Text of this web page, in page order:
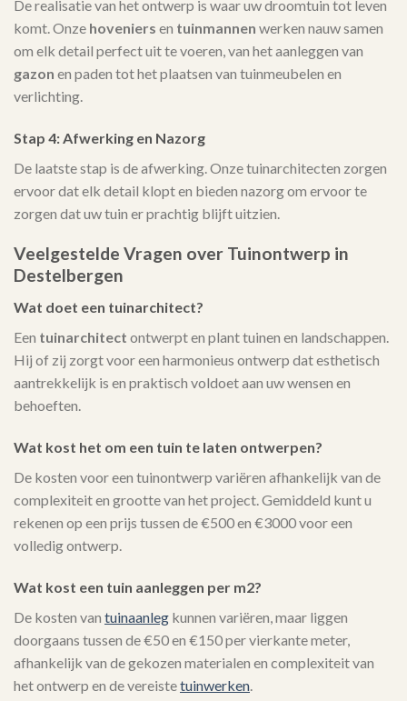
De realisatie van het ontwerp is waar uw droomtuin tot leven
komt. Onze hoveniers en tuinmannen werken nauw samen
om elk detail perfect uit te voeren, van het aanleggen van
gazon en paden tot het plaatsen van tuinmeubelen en
verlichting.
Stap 4: Afwerking en Nazorg
De laatste stap is de afwerking. Onze tuinarchitecten zorgen
ervoor dat elk detail klopt en bieden nazorg om ervoor te
zorgen dat uw tuin er prachtig blijft uitzien.
Veelgestelde Vragen over Tuinontwerp in
Destelbergen
Wat doet een tuinarchitect?
Een tuinarchitect ontwerpt en plant tuinen en landschappen.
Hij of zij zorgt voor een harmonieus ontwerp dat esthetisch
aantrekkelijk is en praktisch voldoet aan uw wensen en
behoeften.
Wat kost het om een tuin te laten ontwerpen?
De kosten voor een tuinontwerp variëren afhankelijk van de
complexiteit en grootte van het project. Gemiddeld kunt u
rekenen op een prijs tussen de €500 en €3000 voor een
volledig ontwerp.
Wat kost een tuin aanleggen per m2?
De kosten van tuinaanleg kunnen variëren, maar liggen
doorgaans tussen de €50 en €150 per vierkante meter,
afhankelijk van de gekozen materialen en complexiteit van
het ontwerp en de vereistetuinwerken